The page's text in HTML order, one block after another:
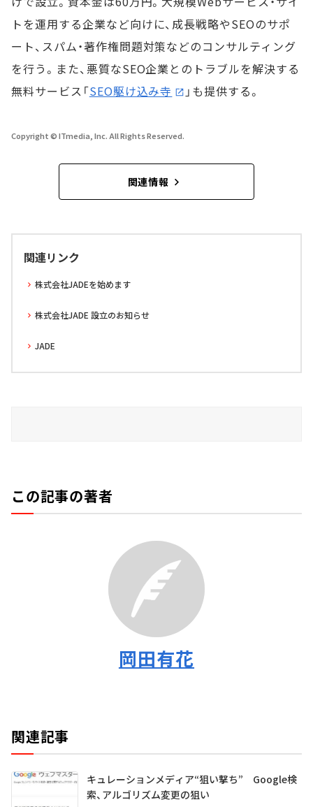
トを運用する企業など向けに、成長戦略やSEOのサポ
ート、スパム・著作権問題対策などのコンサルティング
を行う。また、悪質なSEO企業とのトラブルを解決する
無料サービス「SEO駆け込み寺 」も提供する。
Copyright © ITmedia, Inc. All Rights Reserved.
関連情報
関連リンク
株式会社JADEを始めます
株式会社JADE 設立のお知らせ
JADE
この記事の著者
岡田有花
関連記事
キュレーションメディア“狙い撃ち” Google検
索、アルゴリズム変更の狙い